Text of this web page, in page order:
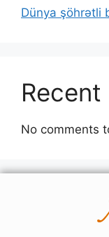
Dünya şöhrətli
No comments